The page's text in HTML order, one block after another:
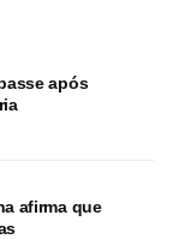
após
afirma que